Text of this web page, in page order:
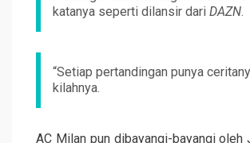
katanya seperti dilansir dari DAZN.
“Setiap pertandingan punya
kilahnya.
AC Milan pun dibayangi-bayangi oleh